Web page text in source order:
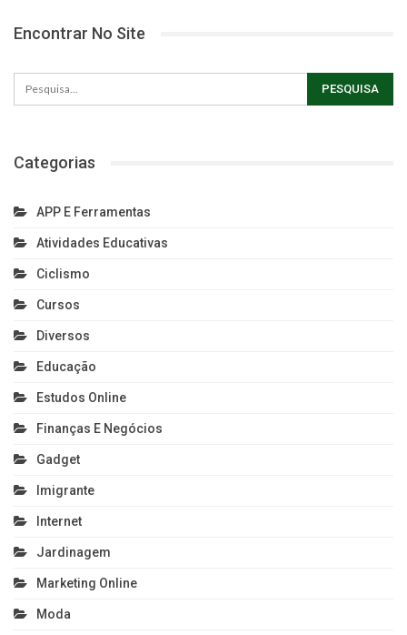
Encontrar No Site
Categorias
APP E Ferramentas
Atividades Educativas
Ciclismo
Cursos
Diversos
Educação
Estudos Online
Finanças E Negócios
Gadget
Imigrante
Internet
Jardinagem
Marketing Online
Moda